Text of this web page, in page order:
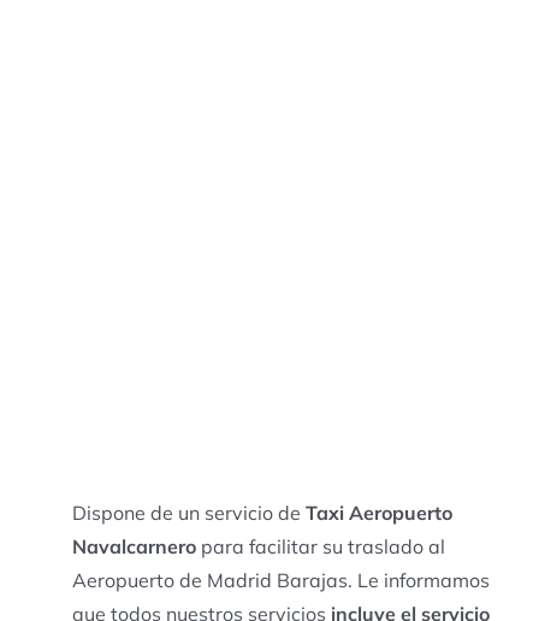
Dispone de un servicio de Taxi Aeropuerto
Navalcarneropara facilitar su traslado al
Aeropuerto de Madrid Barajas. Le informamos
que todos nuestros servicios incluye el servicio